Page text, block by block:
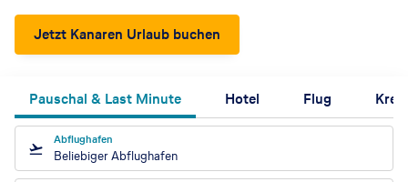
Jetzt Kanaren Urlaub buchen
Pauschal & Last Minute Hotel Flug
Abflughafen
Beliebiger Abflughafen